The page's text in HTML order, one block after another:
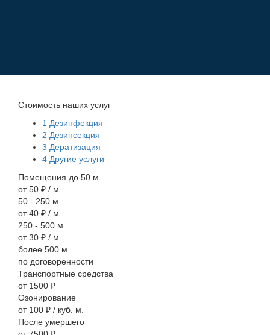
Стоимость наших услуг
1 Дезинфекция
2 Дезинсекция
3 Дератизация
4 Другие услуги
Помещения до 50 м.
от 50 ₽ / м.
50 - 250 м.
от 40 ₽ / м.
250 - 500 м.
от 30 ₽ / м.
более 500 м.
по договоренности
Транспортные средства
от 1500 ₽
Озонирование
от 100 ₽ / куб. м.
После умершего